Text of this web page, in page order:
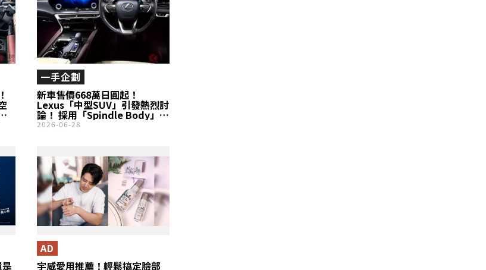
新車售價668萬日圓起！
Lexus「中型SUV」引發熱烈討
論！ 採用「Spindle Body」與
先進駕駛座艙，不少人直呼
一手企劃
2026-06-28
宇威愛用推薦！輕鬆搞定臉部
AD